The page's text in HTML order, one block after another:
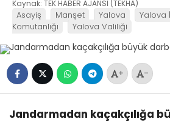
Kaynak: TEK HABER AJANSI (TEKHA)
Asayiş Manşet Yalova
Yalova
Komutanlığı
Yalova Valiliği
+ -
Jandarmadan kaçakçılığa